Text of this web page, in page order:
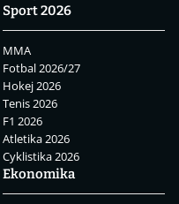
Sport 2026
MMA
Fotbal 2026/27
Hokej 2026
Tenis 2026
F1 2026
Atletika 2026
Cyklistika 2026
Ekonomika